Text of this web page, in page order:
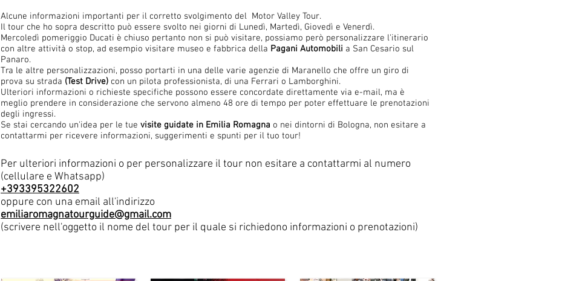
Alcune informazioni importanti per il corretto svolgimento del Motor Valley Tour.
Il tour che ho sopra descritto può essere svolto nei giorni di Lunedì, Martedì, Giovedì e Venerdì.
Mercoledì pomeriggio Ducati è chiuso pertanto non si può visitare, possiamo però personalizzare l'itinerario
con altre attività o stop, ad esempio visitare museo e fabbrica della Pagani Automobili a San Cesario sul
Panaro.
Tra le altre personalizzazioni, posso portarti in una delle varie agenzie di Maranello che offre un giro di
prova su strada (Test Drive) con un pilota professionista, di una Ferrari o Lamborghini.
Ulteriori informazioni o richieste specifiche possono essere concordate direttamente via e-mail, ma è
meglio prendere in considerazione che servono almeno 48 ore di tempo per poter effettuare le prenotazioni
degli ingressi.
Se stai cercando un'idea per le tue visite guidate in Emilia Romagna o nei dintorni di Bologna, non esitare a
contattarmi per ricevere informazioni, suggerimenti e spunti per il tuo tour!
Per ulteriori informazioni o per personalizzare il tour non esitare a contattarmi al numero
(cellulare e Whatsapp)
+393395322602
oppure con una email all'indirizzo
emiliaromagnatourguide@gmail.com
(scrivere nell'oggetto il nome del tour per il quale si richiedono informazioni o prenotazioni)